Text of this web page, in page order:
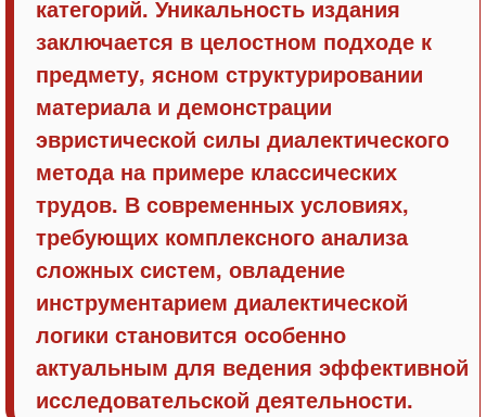
категорий. Уникальность издания
заключается в целостном подходе к
предмету, ясном структурировании
материала и демонстрации
эвристической силы диалектического
метода на примере классических
трудов. В современных условиях,
требующих комплексного анализа
сложных систем, овладение
инструментарием диалектической
логики становится особенно
актуальным для ведения эффективной
исследовательской деятельности.